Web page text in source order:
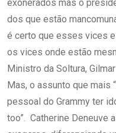
exonerados mas o
dos que estão
é certo que esses vices
os vices onde estão
Ministro da Soltura,
Mas, o assunto que mais
pessoal do Grammy ter
too”. Catherine Deneuve